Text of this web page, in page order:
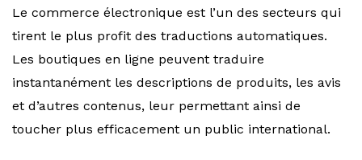
Le commerce électronique est l’un des secteurs qui
tirent le plus profit des traductions automatiques.
Les boutiques en ligne peuvent traduire
instantanément les descriptions de produits, les avis
et d’autres contenus, leur permettant ainsi de
toucher plus efficacement un public international.